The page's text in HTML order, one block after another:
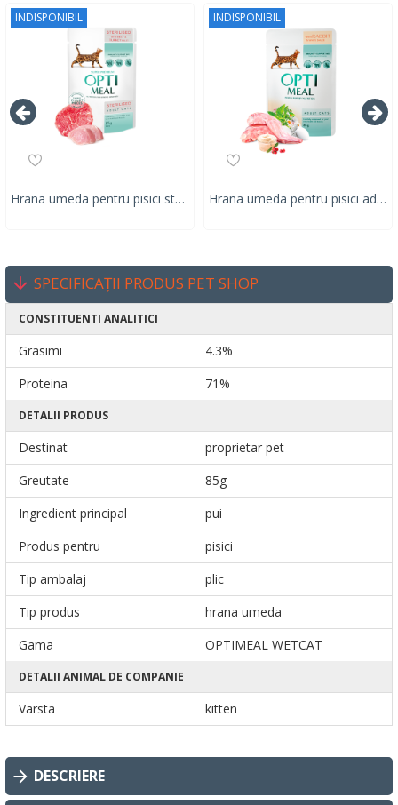
INDISPONIBIL
Hrana umeda pentru pisici sterilizate, Super Premium OPTIMEAL WET FOOD, CU VITĂ ȘI FILE DE CURCAN ÎN JELEU, 85g
INDISPONIBIL
Hrana umeda pentru pisici adulte, Super Premium OPTIMEAL WET FOOD, iepure in sos alb, 85g
SPECIFICAȚII PRODUS PET SHOP
CONSTITUENTI ANALITICI
Grasimi
4.3%
Proteina
71%
DETALII PRODUS
Destinat
proprietar pet
Greutate
85g
Ingredient principal
pui
Produs pentru
pisici
Tip ambalaj
plic
Tip produs
hrana umeda
Gama
OPTIMEAL WETCAT
DETALII ANIMAL DE COMPANIE
Varsta kitten
DESCRIERE